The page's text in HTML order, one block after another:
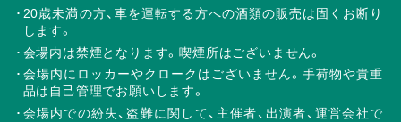
20歳未満の方、車を運転する方への酒類の販売は固くお断り
します。
会場内は禁煙となります。喫煙所はございません。
会場内にロッカーやクロークはございません。手荷物や貴重
品は自己管理でお願いします。
会場内での紛失、盗難に関して、主催者、出演者、運営会社で